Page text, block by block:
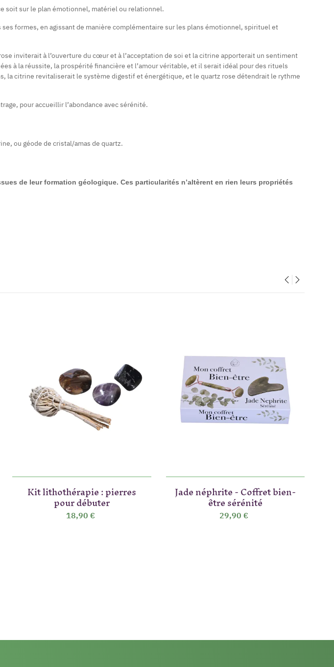
soit sur le plan émotionnel, matériel ou relationnel.
formes, en agissant de manière complémentaire sur les plans émotionnel, spirituel et
inviterait à l’ouverture du cœur et à l’acceptation de soi et la citrine apporterait un sentiment
à la réussite, la prospérité financière et l’amour véritable, et il serait idéal pour des rituels
la citrine revitaliserait le système digestif et énergétique, et le quartz rose détendrait le rythme
pour accueillir l’abondance avec sérénité.
ou géode de cristal/amas de quartz.
de leur formation géologique. Ces particularités n’altèrent en rien leurs propriétés
Kit lithothérapie : pierres
pour débuter
18,90 €
Jade néphrite - Coffret bien-
être sérénité
29,90 €